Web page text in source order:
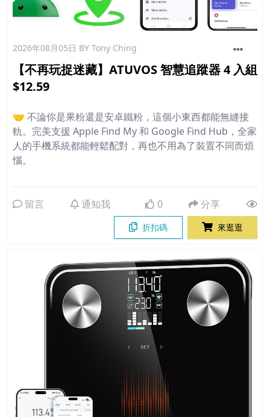
2026年08月05日 BY Tony Ching
【不再玩捉迷藏】ATUVOS 智慧追蹤器 4 入組
$12.59
🤝 不論你是果粉還是安卓鐵粉，這個小東西都能無縫接
軌。完美支援 Apple Find My 和 Google Find Hub，全家
人的手機系統都能輕鬆配對，再也不用為了裝置不同而煩
惱。
留言 通知我 0 分享
折扣碼 來逛逛